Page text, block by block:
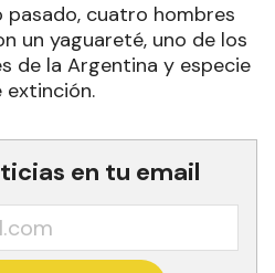
pasado, cuatro hombres
un yaguareté, uno de los
de la Argentina y especie
extinción.
en tu email